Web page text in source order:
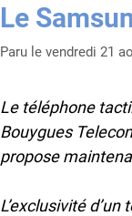
Le
Paru le vendredi 21
Le téléphone
Bouygues
propose
L’exclusivité